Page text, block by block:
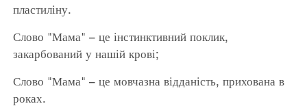
пластиліну.
Слово "Мама" – це інстинктивний поклик,
закарбований у нашій крові;
Слово "Мама" – це мовчазна відданість, прихована в
роках.